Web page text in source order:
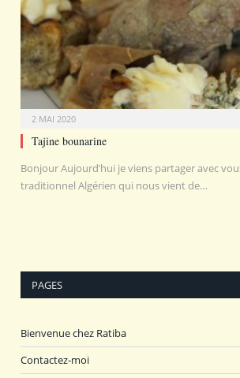
2 MAI 2020
Tajine bounarine
Bonjour Aujourd’hui je viens partager avec
traditionnel Algérien qui nous vient de…
PAGES
Bienvenue chez Ratiba
Contactez-moi